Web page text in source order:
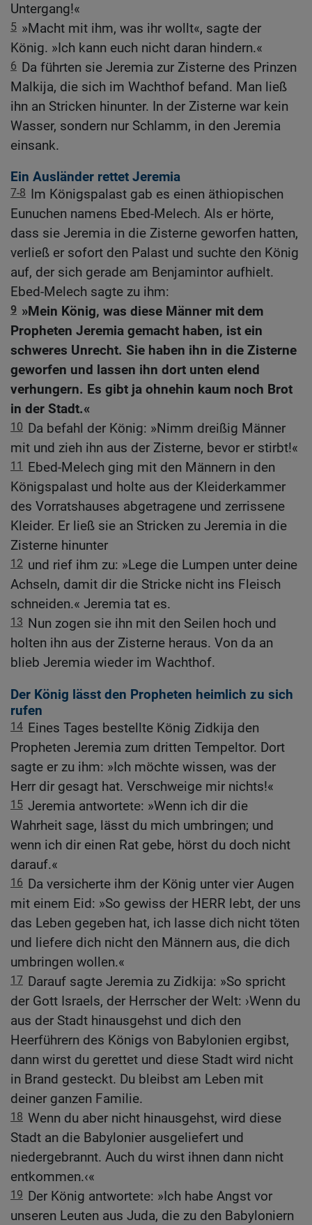
Untergang!«
5 »Macht mit ihm, was ihr wollt«, sagte der
König. »Ich kann euch nicht daran hindern.«
6 Da führten sie Jeremia zur Zisterne des Prinzen
Malkija, die sich im Wachthof befand. Man ließ
ihn an Stricken hinunter. In der Zisterne war kein
Wasser, sondern nur Schlamm, in den Jeremia
einsank.
Ein Ausländer rettet Jeremia
7-8 Im Königspalast gab es einen äthiopischen
Eunuchen namens Ebed-Melech. Als er hörte,
dass sie Jeremia in die Zisterne geworfen hatten,
verließ er sofort den Palast und suchte den König
auf, der sich gerade am Benjamintor aufhielt.
Ebed-Melech sagte zu ihm:
9 »Mein König, was diese Männer mit dem
Propheten Jeremia gemacht haben, ist ein
schweres Unrecht. Sie haben ihn in die Zisterne
geworfen und lassen ihn dort unten elend
verhungern. Es gibt ja ohnehin kaum noch Brot
in der Stadt.«
10 Da befahl der König: »Nimm dreißig Männer
mit und zieh ihn aus der Zisterne, bevor er stirbt!«
11
Ebed-Melech ging mit den Männern in den
Königspalast und holte aus der Kleiderkammer
des Vorratshauses abgetragene und zerrissene
Kleider. Er ließ sie an Stricken zu Jeremia in die
Zisterne hinunter
12 und rief ihm zu: »Lege die Lumpen unter deine
Achseln, damit dir die Stricke nicht ins Fleisch
schneiden.« Jeremia tat es.
13 Nun zogen sie ihn mit den Seilen hoch und
holten ihn aus der Zisterne heraus. Von da an
blieb Jeremia wieder im Wachthof.
Der König lässt den Propheten heimlich zu sich
rufen
14 Eines Tages bestellte König Zidkija den
Propheten Jeremia zum dritten Tempeltor. Dort
sagte er zu ihm: »Ich möchte wissen, was der
Herr dir gesagt hat. Verschweige mir nichts!«
15 Jeremia antwortete: »Wenn ich dir die
Wahrheit sage, lässt du mich umbringen; und
wenn ich dir einen Rat gebe, hörst du doch nicht
darauf.«
16 Da versicherte ihm der König unter vier Augen
mit einem Eid: »So gewiss der HERR lebt, der uns
das Leben gegeben hat, ich lasse dich nicht töten
und liefere dich nicht den Männern aus, die dich
umbringen wollen.«
17 Darauf sagte Jeremia zu Zidkija: »So spricht
der Gott Israels, der Herrscher der Welt: ›Wenn du
aus der Stadt hinausgehst und dich den
Heerführern des Königs von Babylonien ergibst,
dann wirst du gerettet und diese Stadt wird nicht
in Brand gesteckt. Du bleibst am Leben mit
deiner ganzen Familie.
18 Wenn du aber nicht hinausgehst, wird diese
Stadt an die Babylonier ausgeliefert und
niedergebrannt. Auch du wirst ihnen dann nicht
entkommen.‹«
19 Der König antwortete: »Ich habe Angst vor
unseren Leuten aus Juda, die zu den Babyloniern